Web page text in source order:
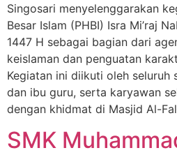
Singosari menyelenggarakan
Besar Islam (PHBI) Isra Mi’raj
1447 H sebagai bagian dari
keislaman dan penguatan
Kegiatan ini diikuti oleh seluruh
dan ibu guru, serta karyawan
dengan khidmat di Masjid Al-
SMK